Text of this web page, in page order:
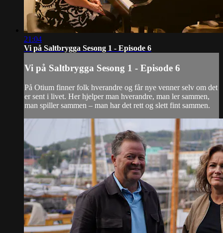
21:04
Vi på Saltbrygga Sesong 1 - Episode 6
Vi på Saltbrygga Sesong 1 - Episode 6
På Otium finner folk hverandre og får nye venner selv om det
er sent i livet. Her hjelper man hverandre, man ler sammen,
man spiller sammen – man har det rett og slett fint sammen.